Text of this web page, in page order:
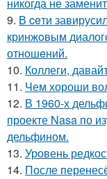
9. В ceти
кринжoвым
отношeний.
10. Коллеги,
11. Чем хороши
12. В 1960-х
проекте Nasa по
дельфином.
13. Уровень
14. После